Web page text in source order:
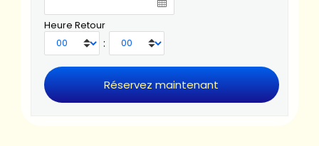
Heure Retour
: